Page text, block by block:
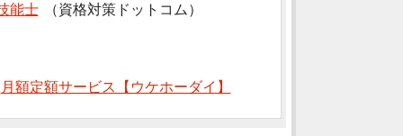
能士 （資格対策ドットコム）
月額定額サービス【ウケホーダイ】